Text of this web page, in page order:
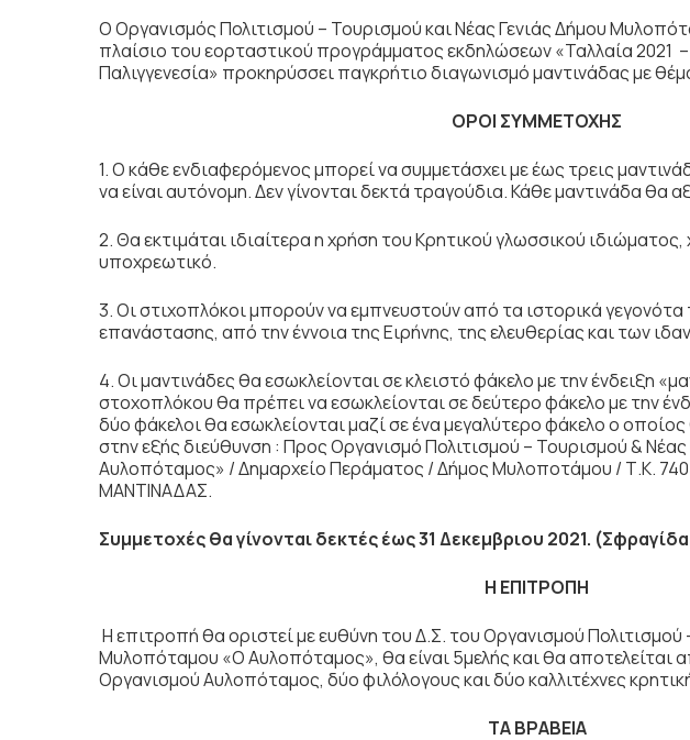
Ο Οργανισμός Πολιτισμού – Τουρισμού και Νέας Γενιάς Δήμου
πλαίσιο του εορταστικού προγράμματος εκδηλώσεων «Ταλλαία 2021
Παλιγγενεσία» προκηρύσσει παγκρήτιο διαγωνισμό μαντινάδας με
ΟΡΟΙ ΣΥΜΜΕΤΟΧΗΣ
1. Ο κάθε ενδιαφερόμενος μπορεί να συμμετάσχει με έως τρεις
να είναι αυτόνομη. Δεν γίνονται δεκτά τραγούδια. Κάθε μαντινάδα θα
2. Θα εκτιμάται ιδιαίτερα η χρήση του Κρητικού γλωσσικού
υποχρεωτικό.
3. Οι στιχοπλόκοι μπορούν να εμπνευστούν από τα ιστορικά γεγονότα
επανάστασης, από την έννοια της Ειρήνης, της ελευθερίας και των
4. Οι μαντινάδες θα εσωκλείονται σε κλειστό φάκελο με την ένδειξη
στοχοπλόκου θα πρέπει να εσωκλείονται σε δεύτερο φάκελο με την
δύο φάκελοι θα εσωκλείονται μαζί σε ένα μεγαλύτερο φάκελο ο
στην εξής διεύθυνση : Προς Οργανισμό Πολιτισμού – Τουρισμού &
Αυλοπόταμος» / Δημαρχείο Περάματος / Δήμος Μυλοποτάμου / Τ.Κ.
ΜΑΝΤΙΝΑΔΑΣ.
Συμμετοχές θα γίνονται δεκτές έως 31 Δεκεμβριου 2021.
Η ΕΠΙΤΡΟΠΗ
Η επιτροπή θα οριστεί με ευθύνη του Δ.Σ. του Οργανισμού Πολιτισμού
Μυλοπόταμου «Ο Αυλοπόταμος», θα είναι 5μελής και θα
Οργανισμού Αυλοπόταμος, δύο φιλόλογους και δύο καλλιτέχνες
ΤΑ ΒΡΑΒΕΙΑ